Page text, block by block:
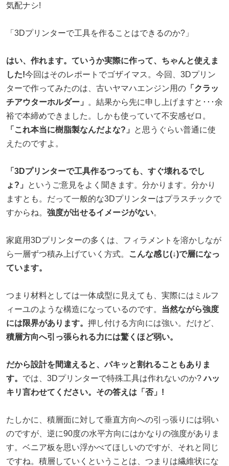
気配ナシ!
「3Dプリンターで工具を作ることはできるのか?」
はい、作れます。ていうか実際に作って、ちゃんと使えま
した!今回はそのレポートでゴザイマス。今回、3Dプリン
ターで作ってみたのは、古いヤマハエンジン用の 「クラッ
チアウターホルダー」
。結果から先に申し上げますと･･･余
裕で本締めできました。しかも使っていて不安感ゼロ。
「これ本当に樹脂製なんだよな?」
と思うぐらい普通に使
えたのですよ。
「3Dプリンターで工具作るつっても、すぐ壊れるでし
ょ?」
というご意見をよく聞きます。分かります。分かり
ますとも。だって一般的な3Dプリンターはプラスチックで
すからね。 強度が出せるイメージがない。
家庭用3Dプリンターの多くは、フィラメントを溶かしなが
ら一層ずつ積み上げていく方式。
こんな感じ(↓)で層になっ
ています。
つまり材料としては一体成型に見えても、実際にはミルフ
ィーユのような構造になっているのです。 当然ながら強度
には限界があります。 押し付ける方向には強い。だけど、
積層方向へ引っ張られる力には驚くほど弱い。
だから設計を間違えると、パキッと割れることもありま
す。 では、3Dプリンターで特殊工具は作れないのか?ハッ
キリ言わせてください。その答えは「否」!
たしかに、積層面に対して垂直方向への引っ張りには弱い
のですが、逆に90度の水平方向にはかなりの強度がありま
す。ベニア板を思い浮かべてほしいのですが、それと同じ
ですね。積層していくということは、つまりは繊維状にな